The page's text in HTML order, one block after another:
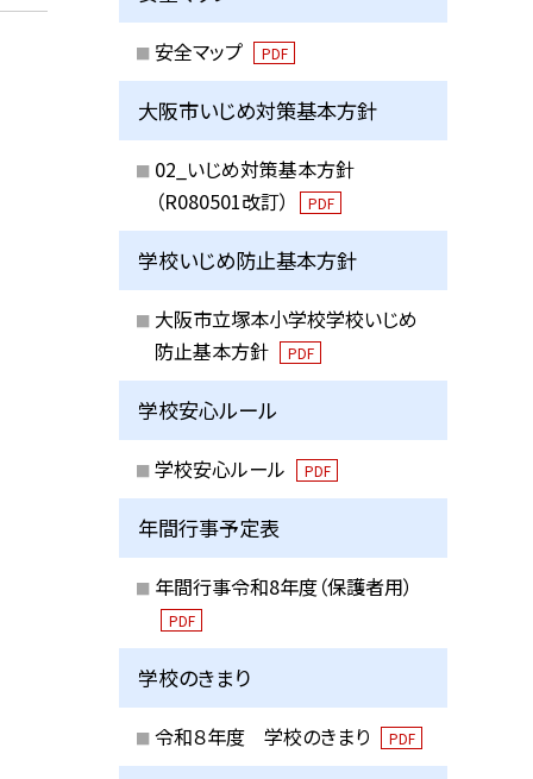
安全マップ PDF
大阪市いじめ対策基本方針
02_いじめ対策基本方針
（R080501改訂）
PDF
学校いじめ防止基本方針
大阪市立塚本小学校学校いじめ
防止基本方針
PDF
学校安心ルール
学校安心ルール PDF
年間行事予定表
年間行事令和8年度（保護者用）
PDF
学校のきまり
令和８年度 学校のきまり PDF